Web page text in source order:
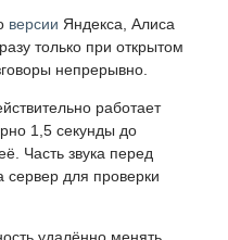
версии Яндекса, Алиса
только при открытом
непрерывно.
работает
1,5 секунды до
Часть звука перед
сервер для проверки
удалённо менять